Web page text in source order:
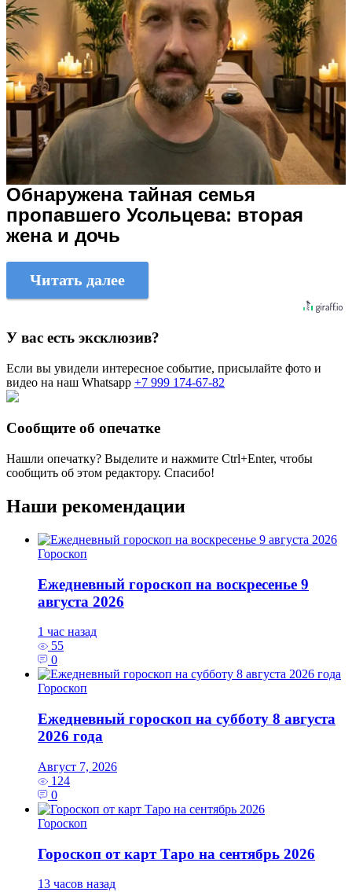
Обнаружена тайная семья
пропавшего Усольцева: вторая
жена и дочь
Читать далее
У вас есть эксклюзив?
Если вы увидели интересное событие, присылайте фото и
видео на наш Whatsapp +7 999 174-67-82
Сообщите об опечатке
Нашли опечатку? Выделите и нажмите Ctrl+Enter, чтобы
сообщить об этом редактору. Спасибо!
Наши рекомендации
Гороскоп
Ежедневный гороскоп на воскресенье 9
августа 2026
1 час назад
55
0
Гороскоп
Ежедневный гороскоп на субботу 8 августа
2026 года
Август 7, 2026
124
0
Гороскоп
Гороскоп от карт Таро на сентябрь 2026
13 часов назад